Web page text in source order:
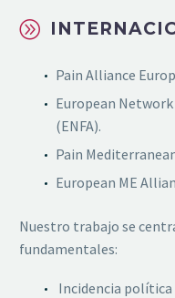
A
A
Pain Alliance
European
(ENFA).
Pain
European ME
Nuestro trabajo se
fundamentales:
Incidencia política